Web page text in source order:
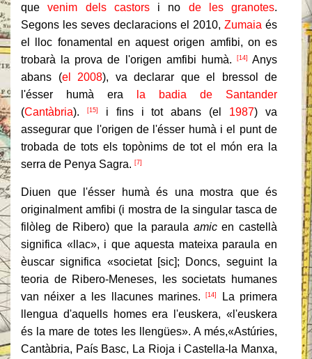
quevenim dels castorsi no de les granotes.
Segons les seves declaracions el 2010, Zumaia és
el lloc fonamental en aquest origen amfibi, on es
trobarà la prova de l'origen amfibi humà.
[14]
Anys
abans (el 2008), va declarar que el bressol de
l'ésser humà era
la badia de Santander
(Cantàbria). [15] i fins i tot abans (el 1987) va
assegurar que l'origen de l'ésser humà i el punt de
trobada de tots els topònims de tot el món era la
serra de Penya Sagra. [7]
Diuen que l'ésser humà és una mostra que és
originalment amfibi (i mostra de la singular tasca de
filòleg de Ribero) que la paraula amicen castellà
significa «llac», i que aquesta mateixa paraula en
èuscar significa «societat [sic]; Doncs, seguint la
teoria de Ribero-Meneses, les societats humanes
van néixer a les llacunes marines.[14]
La primera
llengua d'aquells homes era l'euskera, «l'euskera
és la mare de totes les llengües». A més,«Astúries,
Cantàbria, País Basc, La Rioja i Castella-la Manxa,